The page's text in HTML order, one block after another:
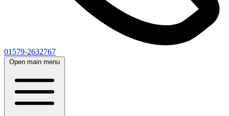
01579-2632767
Open main menu